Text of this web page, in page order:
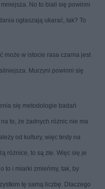
No to biali się powinni
ogłaszają ukarać, tak? To
może w istocie rasa czarna jest
Murzyni powinni się
się metodologie badań
to, że żadnych różnic nie ma
od kultury, więc testy na
różnice, to są złe. Więc się je
to i miarki zmieńmy, tak, by
tę samą liczbę. Dlaczego